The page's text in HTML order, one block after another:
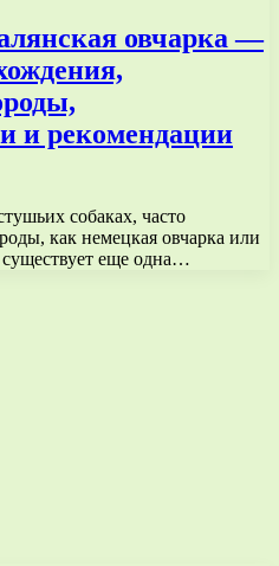
овчарка —
и рекомендации
собаках, часто
как немецкая овчарка или
еще одна…